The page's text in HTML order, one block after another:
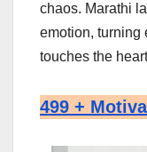
chaos. Marathi
emotion, turning
touches the
499 +